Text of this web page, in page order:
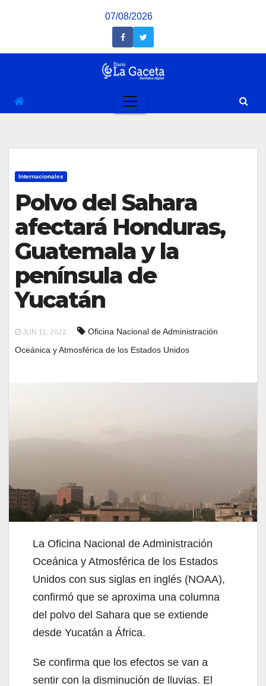
07/08/2026
Internacionales
Polvo del Sahara
afectará Honduras,
Guatemala y la
península de
Yucatán
JUN 11, 2022
Oficina Nacional de Administración
Oceánica y Atmosférica de los Estados Unidos
La Oficina Nacional de Administración
Oceánica y Atmosférica de los Estados
Unidos con sus siglas en inglés (NOAA),
confirmó que se aproxima una columna
del polvo del Sahara que se extiende
desde Yucatán a África.
Se confirma que los efectos se van a
sentir con la disminución de lluvias. El